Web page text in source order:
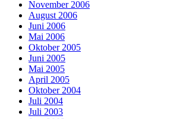
November 2006
August 2006
Juni 2006
Mai 2006
Oktober 2005
Juni 2005
Mai 2005
April 2005
Oktober 2004
Juli 2004
Juli 2003